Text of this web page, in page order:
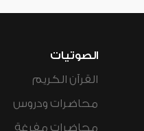
الصوتيات
القرآن الكريم
محاضرات ودروس
محاضرات مفرغة